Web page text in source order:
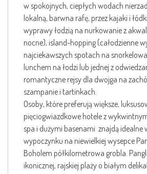
w spokojnych, ciepłych wodach
lokalną, barwna rafę, przez kajaki i
wyprawy łodzią na nurkowanie z
nocne), island-hopping (całodzienne
najciekawszych spotach na
lunchem na łodzi lub jednej z
romantyczne rejsy dla dwojga na
szampanie i tartinkach.
Osoby, które preferują większe,
pięciogwiazdkowe hotele z
spa i dużymi basenami znajdą idealne
wypoczynku na niewielkiej wysepce
Boholem półkilometrowa grobla.
ikonicznej, rajskiej plaży o białym